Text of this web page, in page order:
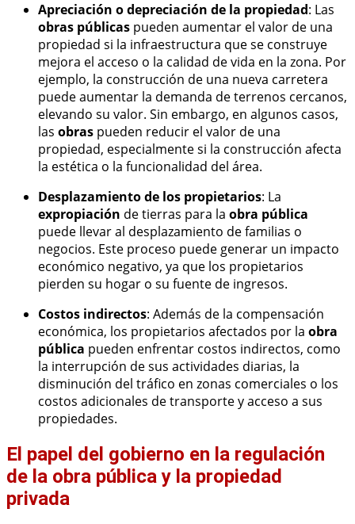
Apreciación o depreciación de la propiedad: Las
obras públicas pueden aumentar el valor de una
propiedad si la infraestructura que se construye
mejora el acceso o la calidad de vida en la zona. Por
ejemplo, la construcción de una nueva carretera
puede aumentar la demanda de terrenos cercanos,
elevando su valor. Sin embargo, en algunos casos,
las obras pueden reducir el valor de una
propiedad, especialmente si la construcción afecta
la estética o la funcionalidad del área.
Desplazamiento de los propietarios: La
expropiación de tierras para la obra pública
puede llevar al desplazamiento de familias o
negocios. Este proceso puede generar un impacto
económico negativo, ya que los propietarios
pierden su hogar o su fuente de ingresos.
Costos indirectos: Además de la compensación
económica, los propietarios afectados por la obra
pública pueden enfrentar costos indirectos, como
la interrupción de sus actividades diarias, la
disminución del tráfico en zonas comerciales o los
costos adicionales de transporte y acceso a sus
propiedades.
El papel del gobierno en la regulación
de la obra pública y la propiedad
privada